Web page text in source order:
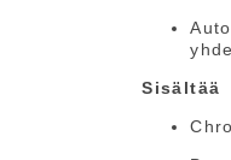
Sisältää